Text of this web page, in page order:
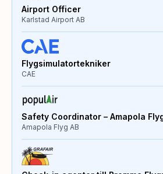
Airport Officer
Karlstad Airport AB
Flygsimulatortekniker
CAE
Safety Coordinator – Amapola
Amapola Flyg AB